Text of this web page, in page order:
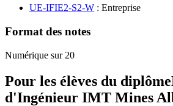
UE-IFIE2-S2-W : Entreprise
Format des notes
Numérique sur 20
Pour les élèves du diplôme
d'Ingénieur IMT Mines